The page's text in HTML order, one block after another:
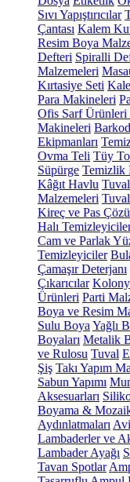
Sıvı Yapıştırıcılar
Çantası Kalem
Resim Boya
Defteri Spiralli
Malzemeleri
Kırtasiye Seti
Para Makineleri
Ofis Sarf Ürünleri
Makineleri
Ekipmanları
Ovma Teli Tüy
Süpürge Temizlik
Kâğıt Havlu
Malzemeleri
Kireç ve Pas
Halı
Cam ve Parlak
Temizleyiciler
Çamaşır Deterjanı
Çıkarıcılar
Ürünleri Parti
Boya ve Resim
Sulu Boya Yağlı
Boyaları Metalik
ve Rulosu Tuval
Şiş Takı Yapım
Sabun Yapımı
Aksesuarları
Boyama &
Aydınlatmaları
Lambaderler ve
Lambader Ayağı
Tavan Spotlar